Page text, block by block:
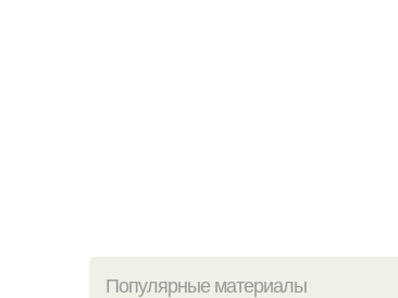
Популярные материалы